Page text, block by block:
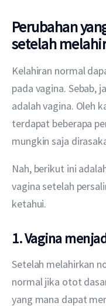
Perubahan
setelah
Kelahiran normal
pada vagina. Sebab,
adalah vagina. Oleh
terdapat beberapa
mungkin saja
Nah, berikut ini
vagina setelah
ketahui.
1. Vagina
Setelah melahirkan
normal jika otot
yang mana dapat